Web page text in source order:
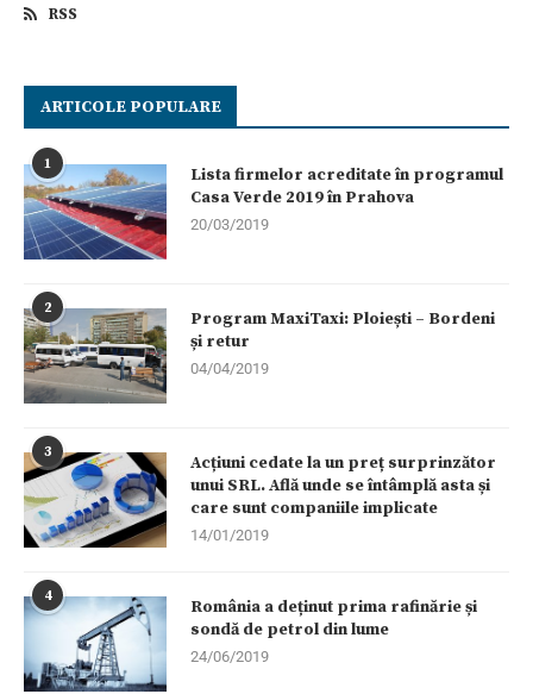
RSS
ARTICOLE POPULARE
1
Lista firmelor acreditate în programul
Casa Verde 2019 în Prahova
20/03/2019
2
Program MaxiTaxi: Ploiești – Bordeni
și retur
04/04/2019
3
Acțiuni cedate la un preț surprinzător
unui SRL. Află unde se întâmplă asta și
care sunt companiile implicate
14/01/2019
4
România a deținut prima rafinărie și
sondă de petrol din lume
24/06/2019